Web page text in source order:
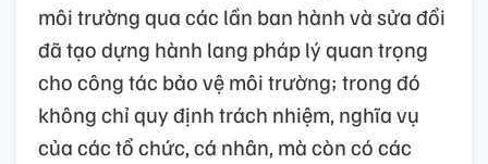
môi trường qua các lần ban hành và sửa đổi
đã tạo dựng hành lang pháp lý quan trọng
cho công tác bảo vệ môi trường; trong đó
không chỉ quy định trách nhiệm, nghĩa vụ
của các tổ chức, cá nhân, mà còn có các